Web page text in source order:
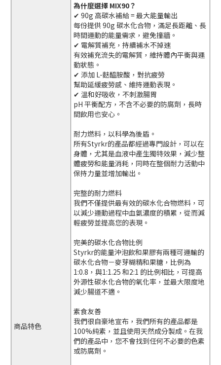
商品特色
為什麼選擇 MIX90？
✔ 90g 高碳水補給 = 最大能量輸出
每份提供 90g 碳水化合物，滿足長距離、長
時間運動的能量需求，避免撞牆。
✔ 電解質補充，持續補水不掉速
有效補充流失的電解質，維持體內平衡與運
動狀態。
✔ 添加 L-麩醯胺酸，對抗疲勞
幫助延緩疲勞感、維持運動表現。
✔ 溫和好吸收，不刺激腸胃
pH 平衡配方，不含不必要的防腐劑，長時
間飲用也安心。
耐力燃料，以科學為後盾。
所有Styrkr的產品都經過專門設計，可以在
身體，尤其是血液中產生獨特效果，減少整
體疲勞和能量消耗，同時在整個耐力活動中
保持力量並增加輸出。
完整的耐力燃料
我們不僅提供最有效的碳水化合物燃料，可
以減少運動過程中血氨濃度的積累，從而減
輕疲勞並提高您的表現。
完美的碳水化合物比例
Styrkr的能量沖泡飲和果膠有兩種可運輸的
碳水化合物－麥芽糊精和果糖，比例為
1:0.8，與1:1.25 和2:1 的比例相比，可提高
外源性碳水化合物的氧化率，並最大限度地
減少腸道不適。
素食友善
我們很自豪地宣布，我們所有的產品都是
100%純素，並且使用天然成分製成。在我
們的產品中，您不會找到任何不必要的色素
或防腐劑。